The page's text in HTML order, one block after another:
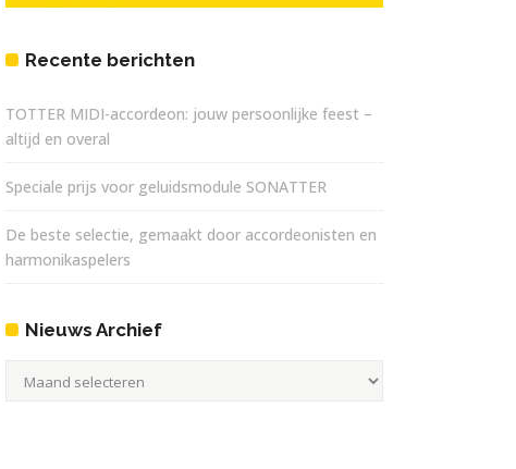
Recente berichten
TOTTER MIDI-accordeon: jouw persoonlijke feest –
altijd en overal
Speciale prijs voor geluidsmodule SONATTER
De beste selectie, gemaakt door accordeonisten en
harmonikaspelers
Nieuws Archief